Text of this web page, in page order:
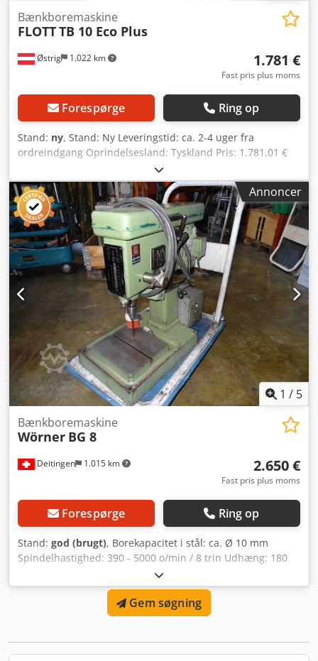
Østrig 1.022 km
Bænkboremaskine
FLOTTTB 10 Eco Plus
1.781 €
Fast pris plus moms
Forespørge Ring op
Stand: ny, Stand: Ny Leveringstid: ca. 2-4 uger fra
ordreindgang Oprindelsesland: Tyskland Pris: 1.781,01 €
Borekapacitet i konstruktionsstål: 10 mm Optagelse: B16
Udladning: 180 mm Omdrejningstal: 250 - 3000 omdr./min
Motor: 0,45 kW Længde: 400 mm Bredde: 248 mm Højde:
460 mm Vægt: 30 kg Pinolslag: 50 mm Afstand spindel -
bord: 105 - 245 mm Bord: 300 x 200 mm Søjlediameter: 50
mm Permanent/normal borekapacitet: 10 / 12 (i E335/ST60)
Manuel fremføring Digitalt omdrejningstal display Robust,
høj kvalitet og hældende rotationsafdækning for nem
aflæsning af omdrejningstal LED-belysning Hurtigt
justerbart og ergonomisk boredybdeanslag Trinløs
omdrejningsregulering via centreret drejeknap NØDSTOP-
knap Dsdpfx Abeynmz Nolewa Termisk
overbelastningsbeskyttelse Underspændingsudløser
Borebeskyttelse med elektrisk sikring Tilslutningskabel
med Schuko-stik (1,2 m) 3 års garanti ved et-skiftsdrift
TILVALG: Maskineskab med dør og skuffe Boresæt 2
(skruestik & lynspændborepatron)
Annoncer
1 / 5
Deitingen 1.015 km
Bænkboremaskine
Wörner BG 8
2.650 €
Fast pris plus moms
Forespørge Ring op
Stand: god (brugt), Borekapacitet i stål: ca. Ø 10 mm
Spindelhastighed: 390 - 5000 o/min / 8 trin Udhæng: 180
mm Værktøjsoptagelse: MK 2 Pinolslag: 70 mm Bordets
opspændingsflade: 240 x 220 mm Vægt: ca. 80 kg
Dimensioner (B x D x H): ca. 400 x 500 x 800 mm uden
vogn! Dwjdpfx Ajrypb Ssblja
Gem søgning